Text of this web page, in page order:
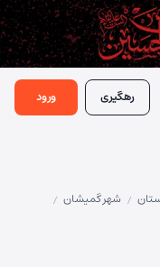
رهگیری ورود
/ شهر گمیشان /